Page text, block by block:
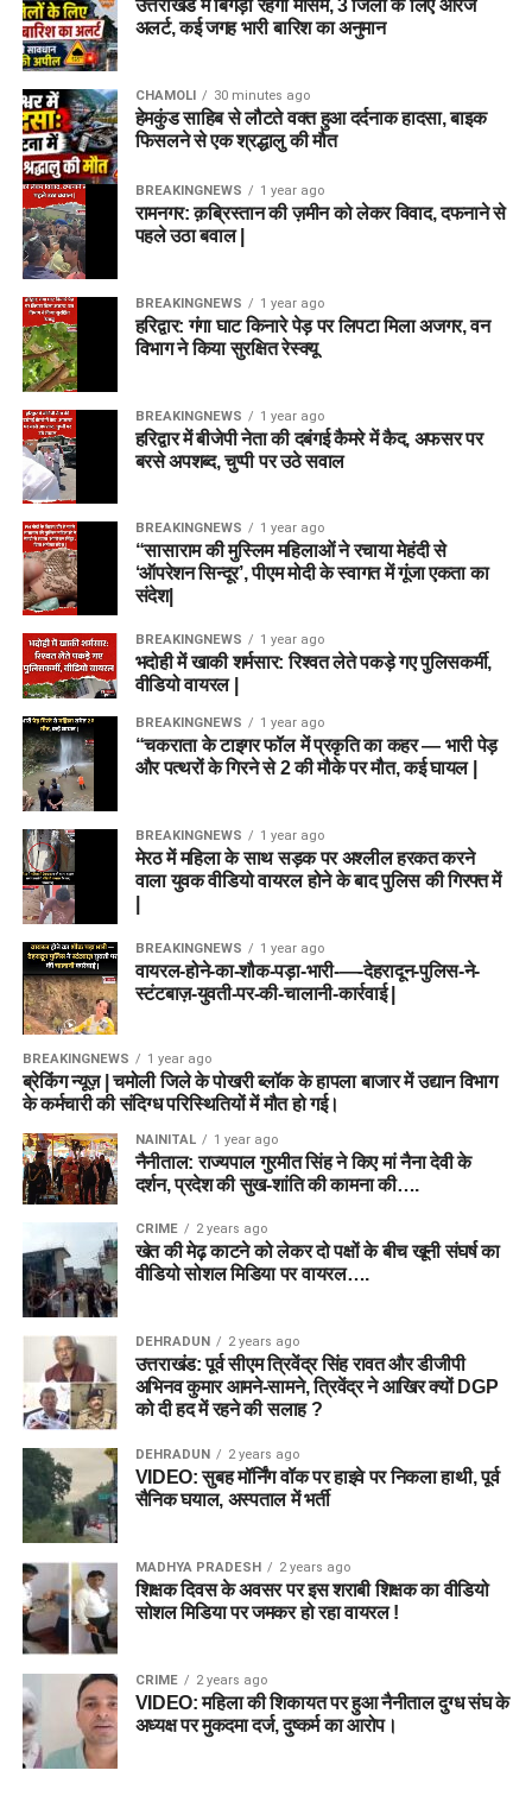
उत्तराखंड में बिगड़ा रहेगा मौसम, 3 जिलों के लिए ऑरेंज
अलर्ट, कई जगह भारी बारिश का अनुमान
CHAMOLI 30 minutes ago
हेमकुंड साहिब से लौटते वक्त हुआ दर्दनाक हादसा, बाइक
फिसलने से एक श्रद्धालु की मौत
BREAKINGNEWS 1 year ago
रामनगर: क़ब्रिस्तान की ज़मीन को लेकर विवाद, दफनाने से
पहले उठा बवाल |
BREAKINGNEWS 1 year ago
हरिद्वार: गंगा घाट किनारे पेड़ पर लिपटा मिला अजगर, वन
विभाग ने किया सुरक्षित रेस्क्यू
BREAKINGNEWS 1 year ago
हरिद्वार में बीजेपी नेता की दबंगई कैमरे में कैद, अफसर पर
बरसे अपशब्द, चुप्पी पर उठे सवाल
BREAKINGNEWS 1 year ago
“सासाराम की मुस्लिम महिलाओं ने रचाया मेहंदी से
‘ऑपरेशन सिन्दूर’, पीएम मोदी के स्वागत में गूंजा एकता का
संदेश|
BREAKINGNEWS 1 year ago
भदोही में खाकी शर्मसार: रिश्वत लेते पकड़े गए पुलिसकर्मी,
वीडियो वायरल |
BREAKINGNEWS 1 year ago
“चकराता के टाइगर फॉल में प्रकृति का कहर — भारी पेड़
और पत्थरों के गिरने से 2 की मौके पर मौत, कई घायल |
BREAKINGNEWS 1 year ago
मेरठ में महिला के साथ सड़क पर अश्लील हरकत करने
वाला युवक वीडियो वायरल होने के बाद पुलिस की गिरफ्त में
BREAKINGNEWS 1 year ago
वायरल-होने-का-शौक-पड़ा-भारी-—-देहरादून-पुलिस-ने-
स्टंटबाज़-युवती-पर-की-चालानी-कार्रवाई |
BREAKINGNEWS 1 year ago
ब्रेकिंग न्यूज़ | चमोली जिले के पोखरी ब्लॉक के हापला बाजार में उद्यान विभाग
के कर्मचारी की संदिग्ध परिस्थितियों में मौत हो गई।
NAINITAL 1 year ago
नैनीताल: राज्यपाल गुरमीत सिंह ने किए मां नैना देवी के
दर्शन, प्रदेश की सुख-शांति की कामना की….
CRIME 2 years ago
खेत की मेढ़ काटने को लेकर दो पक्षों के बीच खूनी संघर्ष का
वीडियो सोशल मिडिया पर वायरल….
DEHRADUN 2 years ago
उत्तराखंड: पूर्व सीएम त्रिवेंद्र सिंह रावत और डीजीपी
अभिनव कुमार आमने-सामने, त्रिवेंद्र ने आखिर क्यों DGP
को दी हद में रहने की सलाह ?
DEHRADUN 2 years ago
VIDEO: सुबह मॉर्निंग वॉक पर हाइवे पर निकला हाथी, पूर्व
सैनिक घयाल, अस्पताल में भर्ती
MADHYA PRADESH 2 years ago
शिक्षक दिवस के अवसर पर इस शराबी शिक्षक का वीडियो
सोशल मिडिया पर जमकर हो रहा वायरल !
CRIME 2 years ago
VIDEO: महिला की शिकायत पर हुआ नैनीताल दुग्ध संघ के
अध्यक्ष पर मुकदमा दर्ज, दुष्कर्म का आरोप।